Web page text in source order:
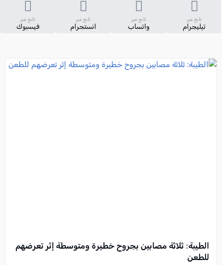
تابع عبر
تيليجرام
تابع عبر
واتساب
تابع عبر
انستجرام
تابع عبر
فيسبوك
الطيبة: ثلاثة مصابين بجروح خطيرة ومتوسطة إثر تعرضهم
للطعن